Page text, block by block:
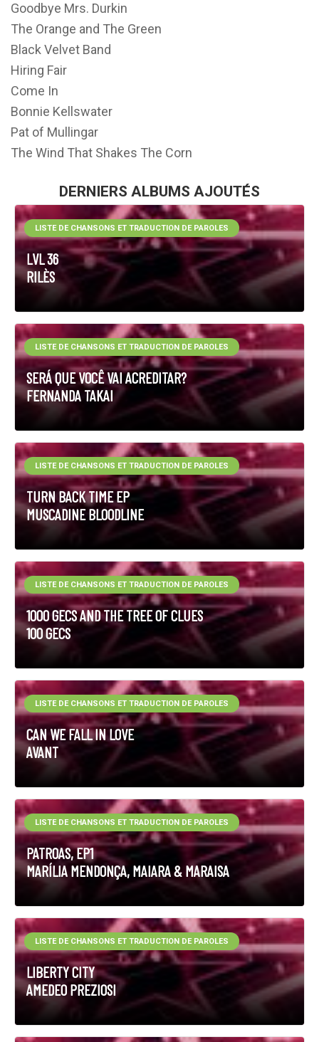
Goodbye Mrs. Durkin
The Orange and The Green
Black Velvet Band
Hiring Fair
Come In
Bonnie Kellswater
Pat of Mullingar
The Wind That Shakes The Corn
DERNIERS ALBUMS AJOUTÉS
LVL 36
RILÈS
LISTE DE CHANSONS ET TRADUCTION DE PAROLES
SERÁ QUE VOCÊ VAI ACREDITAR?
FERNANDA TAKAI
LISTE DE CHANSONS ET TRADUCTION DE PAROLES
TURN BACK TIME EP
MUSCADINE BLOODLINE
LISTE DE CHANSONS ET TRADUCTION DE PAROLES
1000 GECS AND THE TREE OF CLUES
100 GECS
LISTE DE CHANSONS ET TRADUCTION DE PAROLES
CAN WE FALL IN LOVE
AVANT
LISTE DE CHANSONS ET TRADUCTION DE PAROLES
PATROAS, EP1
MARÍLIA MENDONÇA, MAIARA & MARAISA
LISTE DE CHANSONS ET TRADUCTION DE PAROLES
LIBERTY CITY
AMEDEO PREZIOSI
LISTE DE CHANSONS ET TRADUCTION DE PAROLES